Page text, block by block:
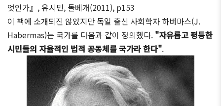
엇인가』, 유시민, 돌베개(2011), p153
이 책에 소개되진 않았지만 독일 출신 사회학자 하버마스(J.
Habermas)는 국가를 다음과 같이 정의했다. "자유롭고 평등한
시민들의 자율적인 법적 공동체를 국가라 한다".